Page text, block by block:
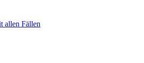
allen Fällen